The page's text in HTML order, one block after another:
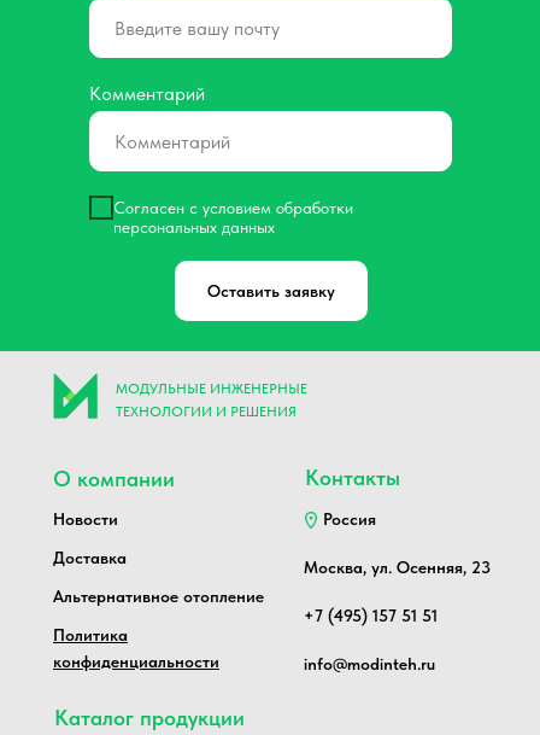
Комментарий
Согласен с условием обработки
персональных данных
Оставить заявку
МОДУЛЬНЫЕ ИНЖЕНЕРНЫЕ
ТЕХНОЛОГИИ И РЕШЕНИЯ
Каталог продукции
Контакты
О компании
Новости Россия
+7 (495) 157 51 51
Москва, ул. Осенняя, 23
Политика
конфиденциальности
info@modinteh.ru
Альтернативное отопление
Доставка